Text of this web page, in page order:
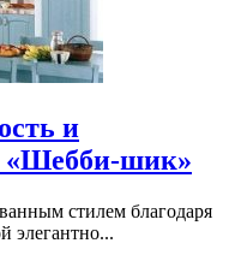
и
«Шебби-шик»
стилем благодаря
элегантно...